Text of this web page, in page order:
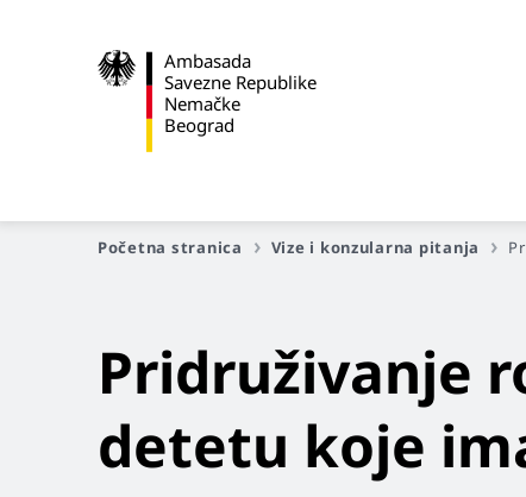
Ambasada
Savezne Republike
Nemačke
Beograd
Početna stranica Vize i konzularna pitanja
Pridruživanje
detetu koje